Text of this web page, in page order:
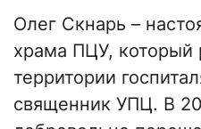
Олег Скнарь –
храма ПЦУ, который
территории
священник УПЦ. В